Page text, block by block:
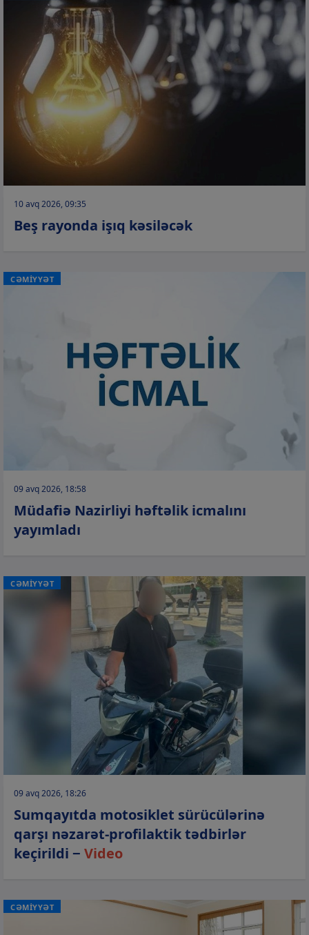
10 avq 2026, 09:35
Beş rayonda işıq kəsiləcək
CƏMİYYƏT
09 avq 2026, 18:58
Müdafiə Nazirliyi həftəlik icmalını
yayımladı
CƏMİYYƏT
09 avq 2026, 18:26
Sumqayıtda motosiklet sürücülərinə
qarşı nəzarət-profilaktik tədbirlər
keçirildi − Video
CƏMİYYƏT